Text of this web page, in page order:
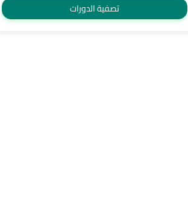
تصفية الدورات